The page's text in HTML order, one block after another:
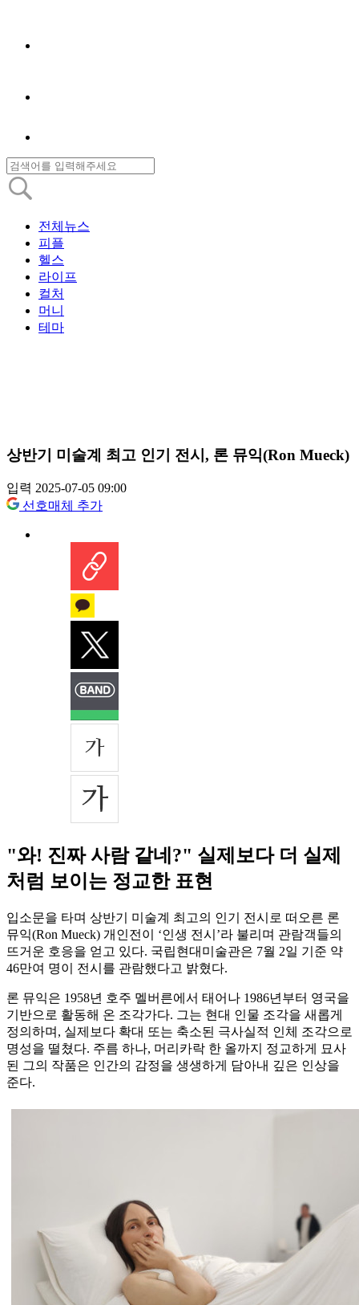
전체뉴스
피플
헬스
라이프
컬처
머니
테마
상반기 미술계 최고 인기 전시, 론 뮤익(Ron Mueck)
입력 2025-07-05 09:00
선호매체 추가
"와! 진짜 사람 같네?" 실제보다 더 실제
처럼 보이는 정교한 표현
입소문을 타며 상반기 미술계 최고의 인기 전시로 떠오른 론
뮤익(Ron Mueck) 개인전이 ‘인생 전시’라 불리며 관람객들의
뜨거운 호응을 얻고 있다. 국립현대미술관은 7월 2일 기준 약
46만여 명이 전시를 관람했다고 밝혔다.
론 뮤익은 1958년 호주 멜버른에서 태어나 1986년부터 영국을
기반으로 활동해 온 조각가다. 그는 현대 인물 조각을 새롭게
정의하며, 실제보다 확대 또는 축소된 극사실적 인체 조각으로
명성을 떨쳤다. 주름 하나, 머리카락 한 올까지 정교하게 묘사
된 그의 작품은 인간의 감정을 생생하게 담아내 깊은 인상을
준다.